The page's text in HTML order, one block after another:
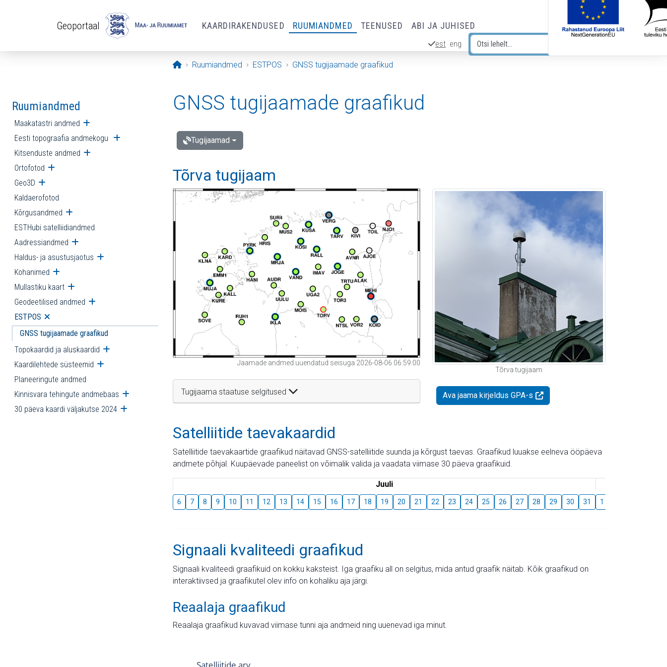
Geoportaal KAARDIRAKENDUSED RUUMIANDMED TEENUSED ABI JA JUHISED
est eng
Avaleht
Ruumiandmed ESTPOS GNSS tugijaamade graafikud
Ruumiandmed
Maakatastri andmed Ava alammenüü
Eesti topograafia andmekogu Ava alammenüü
Kitsenduste andmed Ava alammenüü
Ortofotod Ava alammenüü
Geo3D Ava alammenüü
Kaldaerofotod
Kõrgusandmed Ava alammenüü
ESTHubi satelliidiandmed
Aadressiandmed Ava alammenüü
Haldus- ja asustusjaotus Ava alammenüü
Kohanimed Ava alammenüü
Mullastiku kaart Ava alammenüü
Geodeetilised andmed Ava alammenüü
ESTPOS Ava alammenüü
GNSS tugijaamade graafikud
Topokaardid ja aluskaardid Ava alammenüü
Kaardilehtede süsteemid Ava alammenüü
Planeeringute andmed
Kinnisvara tehingute andmebaas Ava alammenüü
30 päeva kaardi väljakutse 2024 Ava alammenüü
GNSS tugijaamade graafikud
Tugijaamad
Tõrva tugijaam
Jaamade andmed uuendatud seisuga 2026-08-06 06:59:00
Tugijaama staatuse selgitused
Tõrva tugijaam
Ava jaama kirjeldus GPA-s
Satelliitide taevakaardid
Satelliitide taevakaartide graafikud näitavad GNSS-satelliitide suunda ja kõrgust taevas. Graafikud luuakse eelneva ööpäeva
andmete põhjal. Kuupäevade paneelist on võimalik valida ja vaadata viimase 30 päeva graafikuid.
Juuli
6 7 8 9 10 11 12 13 14 15 16 17 18 19 20 21 22 23 24 25 26 27 28 29 30 31 1
Signaali kvaliteedi graafikud
Signaali kvaliteedi graafikuid on kokku kaksteist. Iga graafiku all on selgitus, mida antud graafik näitab. Kõik graafikud on
interaktiivsed ja graafikutel olev info on kohaliku aja järgi.
Reaalaja graafikud
Reaalaja graafikud kuvavad viimase tunni aja andmeid ning uuenevad iga minut.